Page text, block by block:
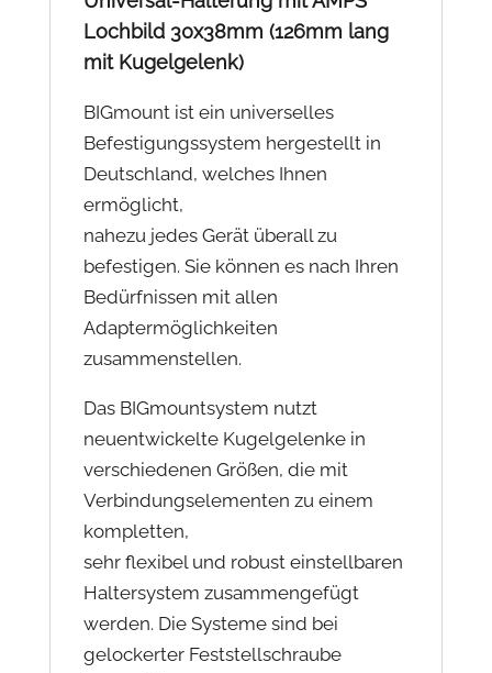
Lochbild 30x38mm (126mm lang
mit Kugelgelenk)
BIGmount ist ein universelles
Befestigungssystem hergestellt in
Deutschland, welches Ihnen
ermöglicht,
nahezu jedes Gerät überall zu
befestigen. Sie können es nach Ihren
Bedürfnissen mit allen
Adaptermöglichkeiten
zusammenstellen.
Das BIGmountsystem nutzt
neuentwickelte Kugelgelenke in
verschiedenen Größen, die mit
Verbindungselementen zu einem
kompletten,
sehr flexibel und robust einstellbaren
Haltersystem zusammengefügt
werden. Die Systeme sind bei
gelockerter Feststellschraube